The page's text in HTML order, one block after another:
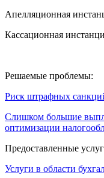
Апелляционная
Кассационная
Решаемые проблемы:
Риск штрафных
Слишком большие
оптимизации
Предоставленные
Услуги в области